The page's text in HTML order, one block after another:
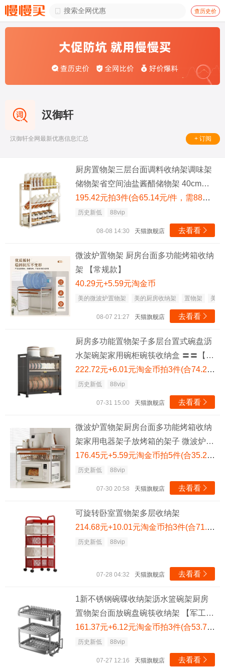
 查历史价
汉御轩
汉御轩全网最新优惠信息汇总 + 订阅
厨房置物架三层台面调料收纳架调味架
储物架省空间油盐酱醋储物架 40cm三
层置物架
195.42元拍3件(合65.14元/件，需88VIP消费券 满200减25)
历史新低 88vip
08-08 14:30 天猫旗舰店 去看看 
微波炉置物架 厨房台面多功能烤箱收纳
架 【常规款】
40.29元+5.59元淘金币
美的微波炉置物架 美的厨房收纳架 置物架 美的
08-07 21:27 天猫旗舰店 去看看 
厨房多功能置物架子多层台置式碗盘沥
水架碗架家用碗柜碗筷收纳盒 〓〓【黑
色】两层*防尘防鼠带沥水盘
222.72元+6.01元淘金币拍3件(合74.24元/件，需88VIP消费券 满200减25)
历史新低 88vip
07-31 15:00 天猫旗舰店 去看看 
微波炉置物架厨房台面多功能烤箱收纳
架家用电器架子放烤箱的架子 微波炉置
物架【常规款】
176.45元+5.59元淘金币拍5件(合35.29元/件，需88VIP消费券 满200减25)
历史新低 88vip
07-30 20:58 天猫旗舰店 去看看 
可旋转卧室置物架多层收纳架
214.68元+10.01元淘金币拍3件(合71.56元/件，需88VIP消费券 满200减25)
历史新低 88vip
07-28 04:32 天猫旗舰店 去看看 
1新不锈钢碗碟收纳架沥水篮碗架厨房
置物架台面放碗盘碗筷收纳架 【军工级
耐用】2层沥水架
161.37元+6.12元淘金币拍3件(合53.79元/件，需88VIP消费券 满200减25)
历史新低 88vip
07-27 12:16 天猫旗舰店 去看看 